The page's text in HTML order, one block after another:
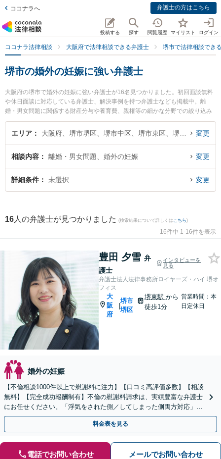
ココナラへ 弁護士の方はこちら
投稿する 探す 閲覧履歴 マイリスト ログイン
ココナラ法律相談 大阪府で法律相談できる弁護士 堺市で法律相談でき
堺市の婚外の妊娠に強い弁護士
大阪府の堺市で婚外の妊娠に強い弁護士が16名見つかりました。初回面談無料
や休日面談に対応している弁護士、解決事例を持つ弁護士なども掲載中。離
婚・男女問題に関係する財産分与や養育費、親権等の細かな分野での絞り込み
検索もでき便利です。特に弁護士法人法律事務所ロイヤーズ・ハイ 堺オフィス
の豊田 夕雪弁護士や弁護士法人法律事務所ロイヤーズ・ハイ 堺オフィスの太田
外の妊娠のトラブルを今すぐに弁護士に相談したい』『婚外の妊娠のトラブル
解決の実績豊富な近くの弁護士を検索したい』『初回相談無料で婚外の妊娠を
法律相談できる堺市内の弁護士に相談予約したい』などでお困りの相談者さん
エリア 変更
相談内容 離婚・男女問題、婚外の妊娠 変更
詳細条件 未選択 変更
16 人の弁護士が見つかりました (検索結果について詳しくは こちら)
16件中 1-16件を表示
豊田 夕雪 弁
護士
インタビューを
見る
弁護士法人法律事務所ロイヤーズ・ハイ 堺オ
フィス
大
阪
府
|
堺市
堺区
堺東駅 から
徒歩1分
営業時間：本
日定休日
婚外の妊娠
【不倫相談1000件以上で慰謝料に注力】【口コミ高評価多数】【相談
無料】【完全成功報酬制有】不倫の慰謝料請求は、実績豊富な弁護士
にお任せください。「浮気をされた側／してしまった側両方対応」人
情派弁護士！
料金表を見る
電話でお問い合わせ メールでお問い合わせ